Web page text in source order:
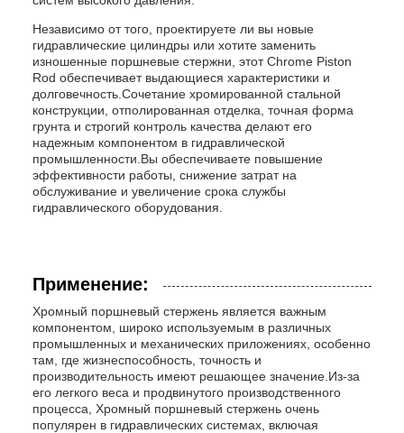
Независимо от того, проектируете ли вы новые
гидравлические цилиндры или хотите заменить
изношенные поршневые стержни, этот Chrome Piston
Rod обеспечивает выдающиеся характеристики и
долговечность.Сочетание хромированной стальной
конструкции, отполированная отделка, точная форма
грунта и строгий контроль качества делают его
надежным компонентом в гидравлической
промышленности.Вы обеспечиваете повышение
эффективности работы, снижение затрат на
обслуживание и увеличение срока службы
гидравлического оборудования.
Применение:
Хромный поршневый стержень является важным
компонентом, широко используемым в различных
промышленных и механических приложениях, особенно
там, где жизнеспособность, точность и
производительность имеют решающее значение.Из-за
его легкого веса и продвинутого производственного
процесса, Хромный поршневый стержень очень
популярен в гидравлических системах, включая